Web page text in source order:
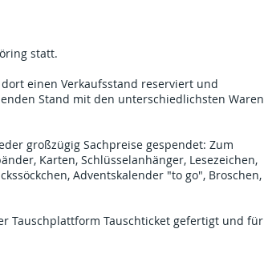
statt.
einen Verkaufsstand reserviert und
Stand mit den unterschiedlichsten Waren
großzügig Sachpreise gespendet: Zum
Karten, Schlüsselanhänger, Lesezeichen,
Adventskalender "to go", Broschen,
Tauschplattform Tauschticket gefertigt und für